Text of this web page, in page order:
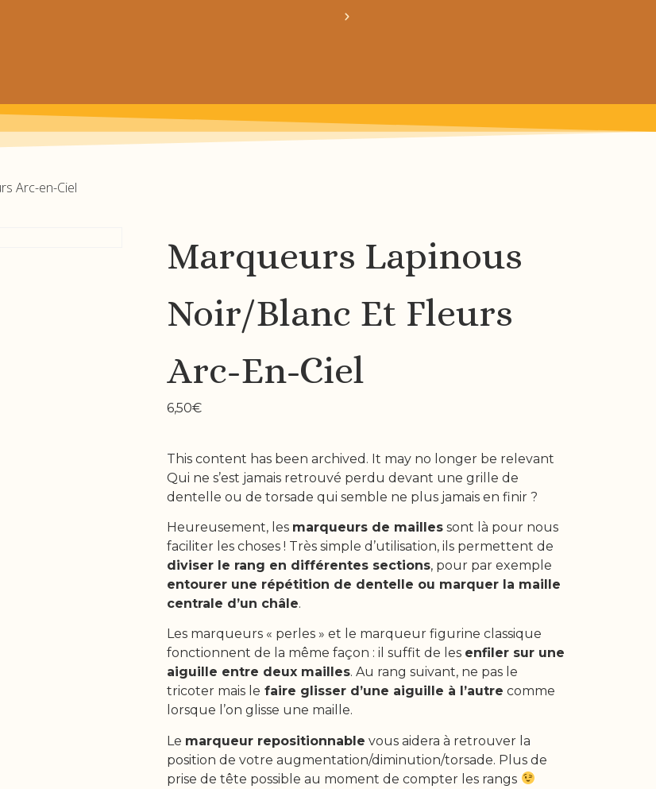
de patrons
Arc-en-Ciel
Marqueurs Lapinous
Noir/Blanc Et Fleurs
Arc-En-Ciel
6,50€
This content has been archived. It may no longer be relevant
Qui ne s’est jamais retrouvé perdu devant une grille de
dentelle ou de torsade qui semble ne plus jamais en finir ?
Heureusement, les marqueurs de mailles sont là pour nous
faciliter les choses ! Très simple d’utilisation, ils permettent de
diviser le rang en différentes sections, pour par exemple
entourer une répétition de dentelle ou marquer la maille
centrale d’un châle.
Les marqueurs « perles » et le marqueur figurine classique
fonctionnent de la même façon : il suffit de les enfiler sur une
aiguille entre deux mailles. Au rang suivant, ne pas le
tricoter mais le faire glisser d’une aiguille à l’autre comme
lorsque l’on glisse une maille.
Le marqueur repositionnable vous aidera à retrouver la
position de votre augmentation/diminution/torsade. Plus de
prise de tête possible au moment de compter les rangs